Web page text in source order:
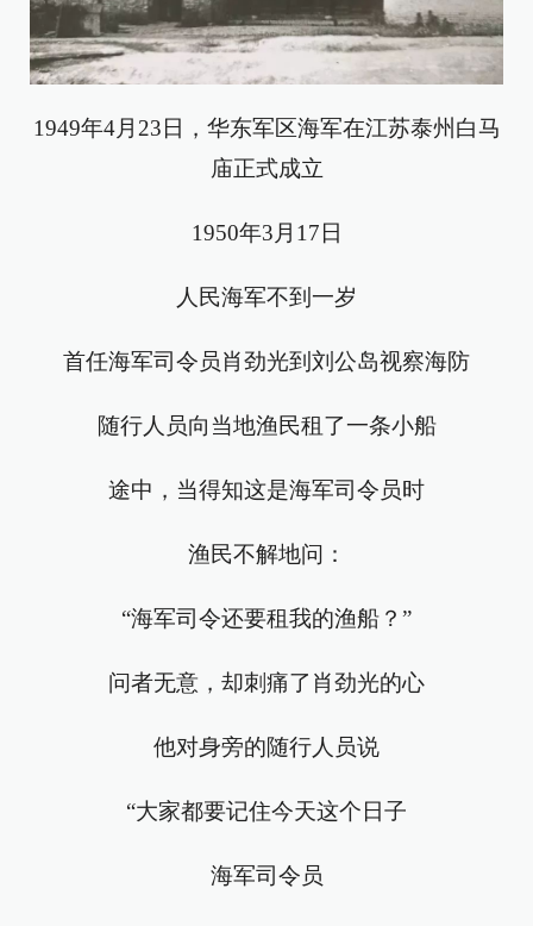
1949年4月23日，华东军区海军在江苏泰州白马
庙正式成立
1950年3月17日
人民海军不到一岁
首任海军司令员肖劲光到刘公岛视察海防
随行人员向当地渔民租了一条小船
途中，当得知这是海军司令员时
渔民不解地问：
“海军司令还要租我的渔船？”
问者无意，却刺痛了肖劲光的心
他对身旁的随行人员说
“大家都要记住今天这个日子
海军司令员